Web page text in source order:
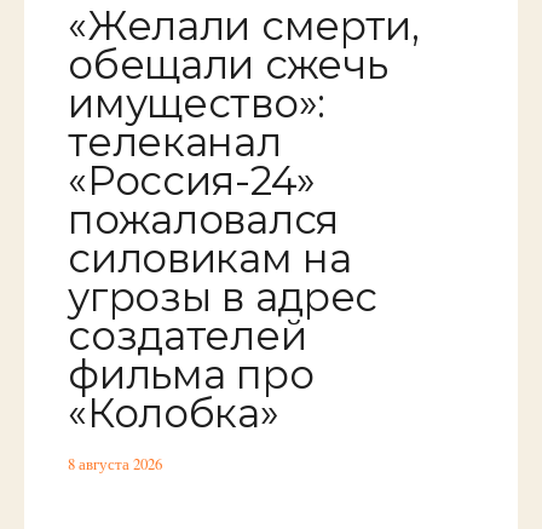
«Желали смерти,
обещали сжечь
имущество»:
телеканал
«Россия-24»
пожаловался
силовикам на
угрозы в адрес
создателей
фильма про
«Колобка»
8 августа 2026